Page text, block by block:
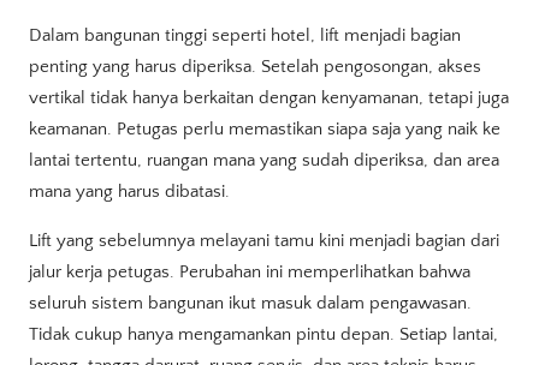
Dalam bangunan tinggi seperti hotel, lift menjadi bagian
penting yang harus diperiksa. Setelah pengosongan, akses
vertikal tidak hanya berkaitan dengan kenyamanan, tetapi juga
keamanan. Petugas perlu memastikan siapa saja yang naik ke
lantai tertentu, ruangan mana yang sudah diperiksa, dan area
mana yang harus dibatasi.
Lift yang sebelumnya melayani tamu kini menjadi bagian dari
jalur kerja petugas. Perubahan ini memperlihatkan bahwa
seluruh sistem bangunan ikut masuk dalam pengawasan.
Tidak cukup hanya mengamankan pintu depan. Setiap lantai,